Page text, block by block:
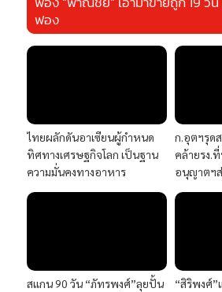
ฟอง
ไทยผลักดันอาเซียนผู้กำหนด
ทิศทางเศรษฐกิจโลก เป็นฐาน
ความมั่นคงทางอาหาร
ก.อุตฯรุด
คล้ายรง.
อนุญาตฯ
สแกน 90 วัน “ภัทรพงศ์”ลุยปั้น
“สิริพงศ์”